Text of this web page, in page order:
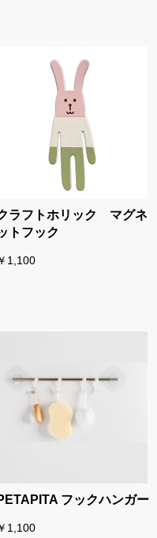
ラフトホリック マグネ
トフック
1,100
フックハンガー
1,100